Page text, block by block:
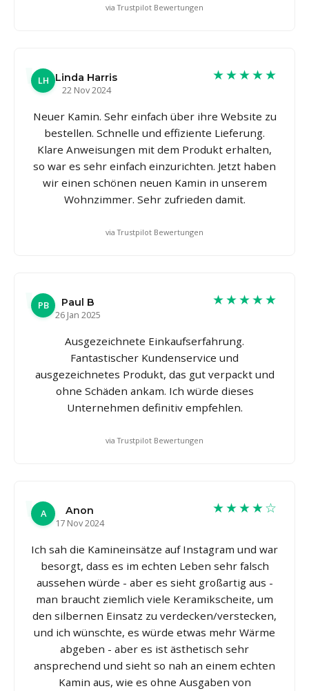
via Trustpilot Bewertungen
LH
Linda Harris
22 Nov 2024
★★★★★
Neuer Kamin. Sehr einfach über ihre Website zu
bestellen. Schnelle und effiziente Lieferung.
Klare Anweisungen mit dem Produkt erhalten,
so war es sehr einfach einzurichten. Jetzt haben
wir einen schönen neuen Kamin in unserem
Wohnzimmer. Sehr zufrieden damit.
via Trustpilot Bewertungen
PB
Paul B
26 Jan 2025
★★★★★
Ausgezeichnete Einkaufserfahrung.
Fantastischer Kundenservice und
ausgezeichnetes Produkt, das gut verpackt und
ohne Schäden ankam. Ich würde dieses
Unternehmen definitiv empfehlen.
via Trustpilot Bewertungen
A
Anon
17 Nov 2024
★★★★☆
Ich sah die Kamineinsätze auf Instagram und war
besorgt, dass es im echten Leben sehr falsch
aussehen würde - aber es sieht großartig aus -
man braucht ziemlich viele Keramikscheite, um
den silbernen Einsatz zu verdecken/verstecken,
und ich wünschte, es würde etwas mehr Wärme
abgeben - aber es ist ästhetisch sehr
ansprechend und sieht so nah an einem echten
Kamin aus, wie es ohne Ausgaben von